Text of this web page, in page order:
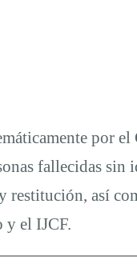
por
fallecidas
así
y el IJCF.